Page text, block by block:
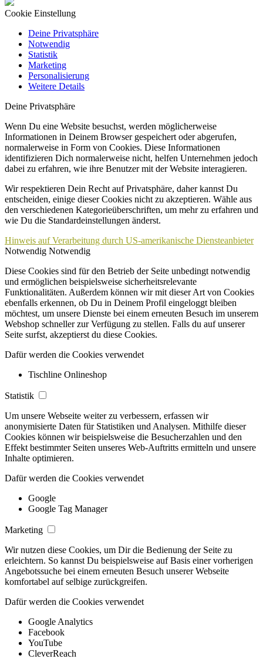
Cookie Einstellung
Deine Privatsphäre
Notwendig
Statistik
Marketing
Personalisierung
Weitere Details
Deine Privatsphäre
Wenn Du eine Website besuchst, werden möglicherweise
Informationen in Deinem Browser gespeichert oder abgerufen,
normalerweise in Form von Cookies. Diese Informationen
identifizieren Dich normalerweise nicht, helfen Unternehmen jedoch
dabei zu erfahren, wie ihre Benutzer mit der Website interagieren.
Wir respektieren Dein Recht auf Privatsphäre, daher kannst Du
entscheiden, einige dieser Cookies nicht zu akzeptieren. Wähle aus
den verschiedenen Kategorieüberschriften, um mehr zu erfahren und
wie Du die Standardeinstellungen änderst.
Hinweis auf Verarbeitung durch US-amerikanische Diensteanbieter
Notwendig Notwendig
Diese Cookies sind für den Betrieb der Seite unbedingt notwendig
und ermöglichen beispielsweise sicherheitsrelevante
Funktionalitäten. Außerdem können wir mit dieser Art von Cookies
ebenfalls erkennen, ob Du in Deinem Profil eingeloggt bleiben
möchtest, um unsere Dienste bei einem erneuten Besuch im unserem
Webshop schneller zur Verfügung zu stellen. Falls du auf unserer
Seite surfst, akzeptierst du diese Cookies.
Dafür werden die Cookies verwendet
Tischline Onlineshop
Statistik
Um unsere Webseite weiter zu verbessern, erfassen wir
anonymisierte Daten für Statistiken und Analysen. Mithilfe dieser
Cookies können wir beispielsweise die Besucherzahlen und den
Effekt bestimmter Seiten unseres Web-Auftritts ermitteln und unsere
Inhalte optimieren.
Dafür werden die Cookies verwendet
Google
Google Tag Manager
Marketing
Wir nutzen diese Cookies, um Dir die Bedienung der Seite zu
erleichtern. So kannst Du beispielsweise auf Basis einer vorherigen
Angebotssuche bei einem erneuten Besuch unserer Webseite
komfortabel auf selbige zurückgreifen.
Dafür werden die Cookies verwendet
Google Analytics
Facebook
YouTube
CleverReach